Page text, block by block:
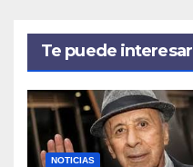
Te puede interesar
NOTICIAS